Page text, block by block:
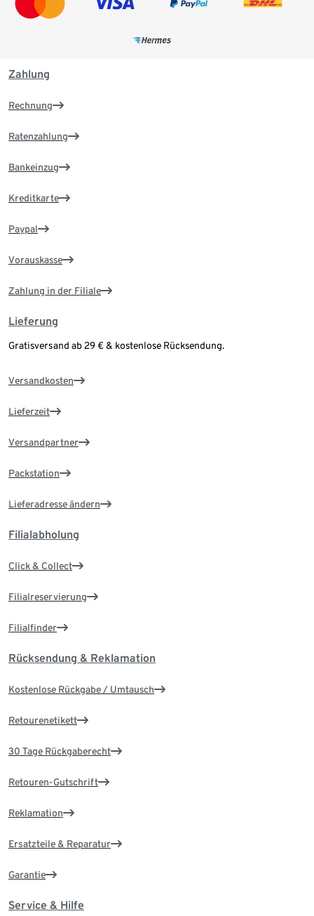
Zahlung
Rechnung
Ratenzahlung
Bankeinzug
Kreditkarte
Paypal
Vorauskasse
Zahlung in der Filiale
Lieferung
Gratisversand ab 29 € & kostenlose Rücksendung.
Versandkosten
Lieferzeit
Versandpartner
Packstation
Lieferadresse ändern
Filialabholung
Click & Collect
Filialreservierung
Filialfinder
Rücksendung & Reklamation
Kostenlose Rückgabe / Umtausch
Retourenetikett
30 Tage Rückgaberecht
Retouren-Gutschrift
Reklamation
Ersatzteile & Reparatur
Garantie
Service & Hilfe